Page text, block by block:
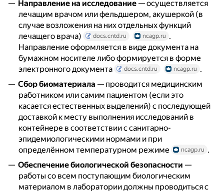
Направление на исследование — осуществляется
лечащим врачом или фельдшером, акушеркой (в
случае возложения на них отдельных функций
лечащего врача)
docs.cntd.ru ncagp.ru .
Направление оформляется в виде документа на
бумажном носителе либо формируется в форме
электронного документа
docs.cntd.ru ncagp.ru .
Сбор биоматериала — проводится медицинским
работником или самим пациентом (если это
касается естественных выделений) с последующей
доставкой к месту выполнения исследований в
контейнере в соответствии с санитарно-
эпидемиологическими нормами и при
определённом температурном режиме
ncagp.ru .
Обеспечение биологической безопасности —
работы со всем поступающим биологическим
материалом в лаборатории должны проводиться с